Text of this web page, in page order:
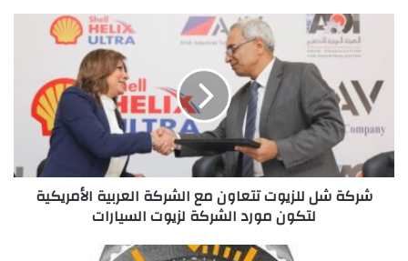
تتعاون
الشركة
العربية
الأمريكية
لتكون
موردشركة شل للزيوت تتعاون مع الشركة العربية الأمريكية
لتكون مورد الشركة لزيوت السيارات